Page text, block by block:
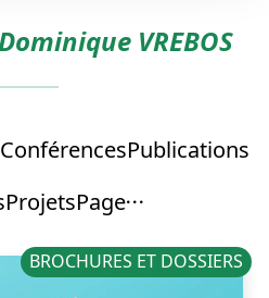
VREBOS
ConférencesPublications
ProjetsPage
BROCHURES ET DOSSIERS